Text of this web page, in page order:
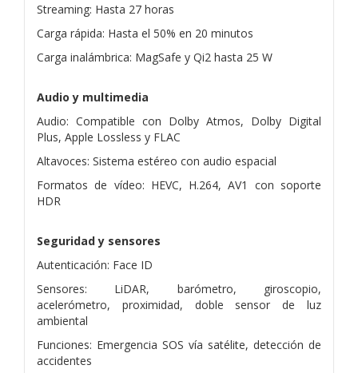
Streaming: Hasta 27 horas
Carga rápida: Hasta el 50% en 20 minutos
Carga inalámbrica: MagSafe y Qi2 hasta 25 W
Audio y multimedia
Audio: Compatible con Dolby Atmos, Dolby Digital
Plus, Apple Lossless y FLAC
Altavoces: Sistema estéreo con audio espacial
Formatos de vídeo: HEVC, H.264, AV1 con soporte
HDR
Seguridad y sensores
Autenticación: Face ID
Sensores: LiDAR, barómetro, giroscopio,
acelerómetro, proximidad, doble sensor de luz
ambiental
Funciones: Emergencia SOS vía satélite, detección de
accidentes